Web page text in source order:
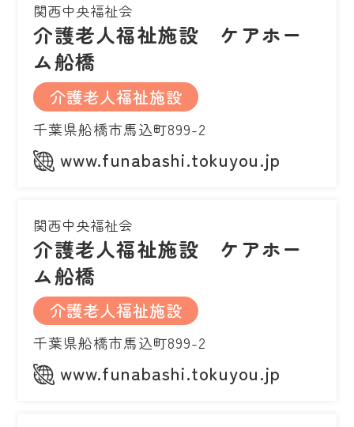
関西中央福祉会
介護老人福祉施設 ケアホー
ム船橋
介護老人福祉施設
千葉県船橋市馬込町899-2
www.funabashi.tokuyou.jp
関西中央福祉会
介護老人福祉施設 ケアホー
ム船橋
介護老人福祉施設
千葉県船橋市馬込町899-2
www.funabashi.tokuyou.jp